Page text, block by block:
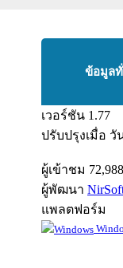
ข้อมูล
เวอร์ชัน 1.77
ปรับปรุงเมื่อ วั
ผู้เข้าชม
ผู้พัฒนา
แพลตฟอร์ม